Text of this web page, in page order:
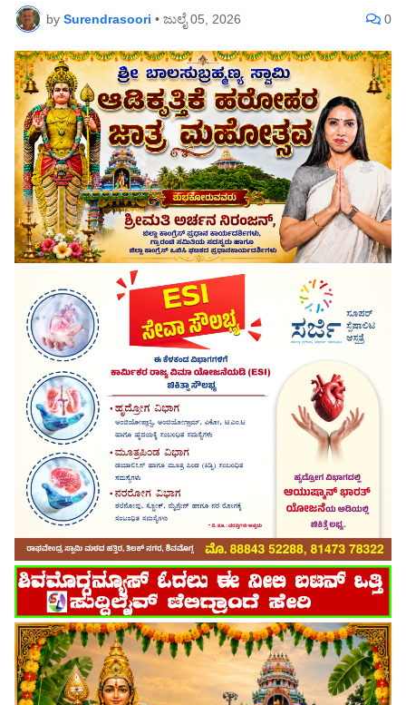
by Surendrasoori • ಜುಲೈ 05, 2026 0